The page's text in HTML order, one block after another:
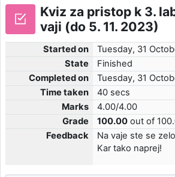
Kviz za pristop k 3.
vaji (do 5. 11. 2023)
Started on
Tuesday, 31
State
Finished
Completed on
Tuesday, 31
Time taken
40 secs
Marks
4.00/4.00
Grade
100.00 out of
Feedback
Na vaje ste se
Kar tako naprej!